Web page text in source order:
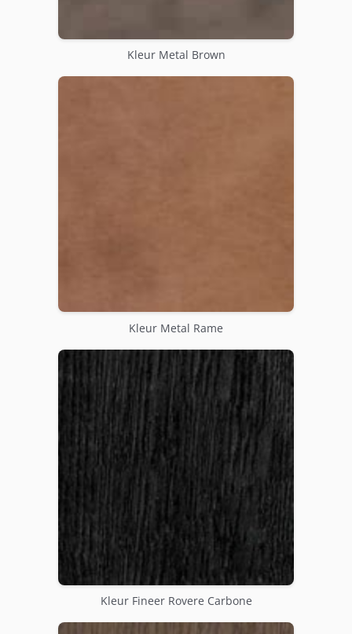
Kleur Metal Brown
Kleur Metal Rame
Kleur Fineer Rovere Carbone